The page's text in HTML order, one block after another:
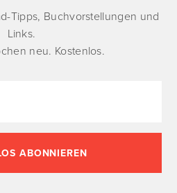
Tipps, Buchvorstellungen und
Links.
neu. Kostenlos.